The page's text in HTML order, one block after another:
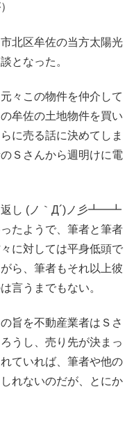
北区牟佐の当方太陽光
となった。
々この物件を仲介して
牟佐の土地物件を買い
に売る話に決めてしま
Ｓさんから週明けに電
返し (ノ｀Д´)ノ彡┻━┻
たようで、筆者と筆者
に対しては平身低頭で
ら、筆者もそれ以上彼
言うまでもない。
旨を不動産業者はＳさ
うし、売り先が決まっ
ていれば、筆者や他の
れないのだが、とにか